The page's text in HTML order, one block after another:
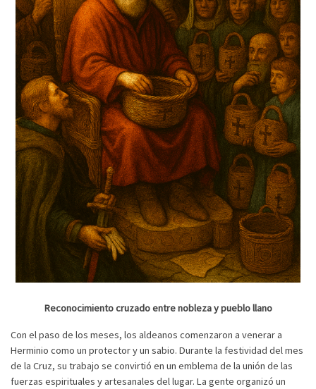
Reconocimiento cruzado entre nobleza y pueblo llano
Con el paso de los meses, los aldeanos comenzaron a venerar a
Herminio como un protector y un sabio. Durante la festividad del mes
de la Cruz, su trabajo se convirtió en un emblema de la unión de las
fuerzas espirituales y artesanales del lugar. La gente organizó un